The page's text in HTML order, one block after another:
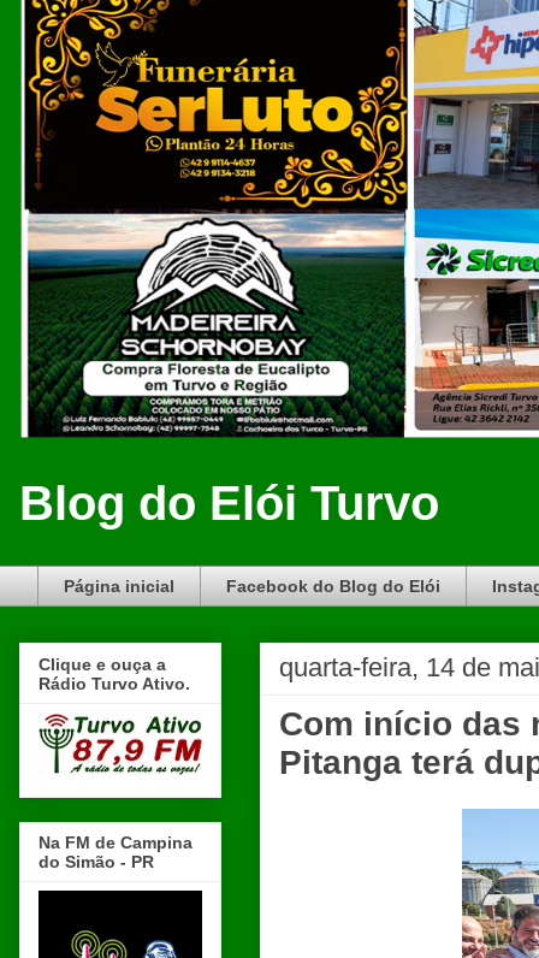
Blog do Elói Turvo
Página inicial Facebook do Blog do Elói
quarta-feira, 14 de
Com início das
Pitanga terá
Clique e ouça a
Rádio Turvo Ativo.
Na FM de Campina
do Simão - PR